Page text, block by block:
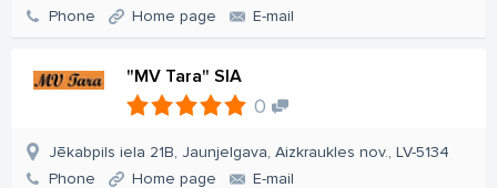
Phone
Home page E-mail
"MV Tara" SIA
0
Jēkabpils iela 21B, Jaunjelgava, Aizkraukles nov., LV-5134
Phone
Home page E-mail